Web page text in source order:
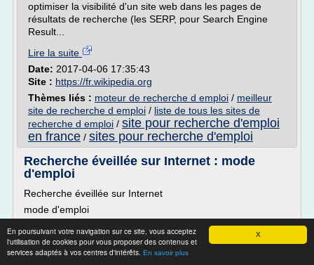
X
En poursuivant votre navigation sur ce site, vous acceptez
l'utilisation de cookies pour vous proposer des contenus et
services adaptés à vos centres d'intérêts. En savoir plus
optimiser la visibilité d'un site web dans les pages de
résultats de recherche (les SERP, pour Search Engine
Result...
Lire la suite
Date: 2017-04-06 17:35:43
Site : https://fr.wikipedia.org
Thèmes liés : moteur de recherche d emploi / meilleur
site de recherche d emploi / liste de tous les sites de
recherche d emploi / site pour recherche d'emploi
en france / sites pour recherche d'emploi
Recherche éveillée sur Internet : mode
d'emploi
Recherche éveillée sur Internet
mode d'emploi
Toutes les recherches sur Internet sont-elles vraiment
performantes ?
Beaucoup d'internautes ont l'impression de ne pas obtenir